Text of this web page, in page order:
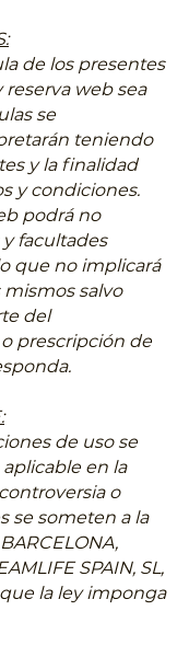
de los presentes
web sea
se
teniendo
y la finalidad
y condiciones.
podrá no
facultades
que no implicará
salvo
del
prescripción de
de uso se
en la
o
se someten a la
SPAIN, SL,
la ley imponga